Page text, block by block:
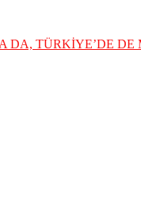
DA, TÜRKİYE’DE